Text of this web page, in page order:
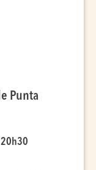
Punta
20h30